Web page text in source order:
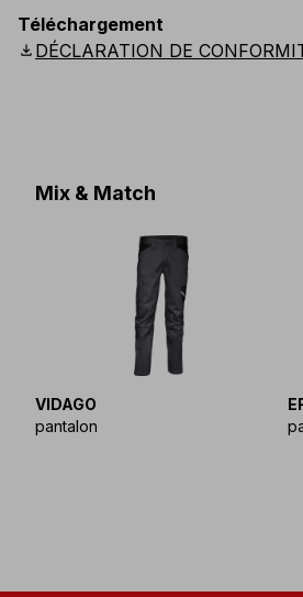
UK: XS- 5XL US:
Téléchargement
download DÉCLARATION DE
Mix & Match
VIDAGO
pantalon